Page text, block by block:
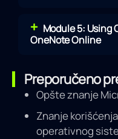
Module 5: Using
OneNote Online
Preporučeno
Opšte znanje
Znanje
operativnog